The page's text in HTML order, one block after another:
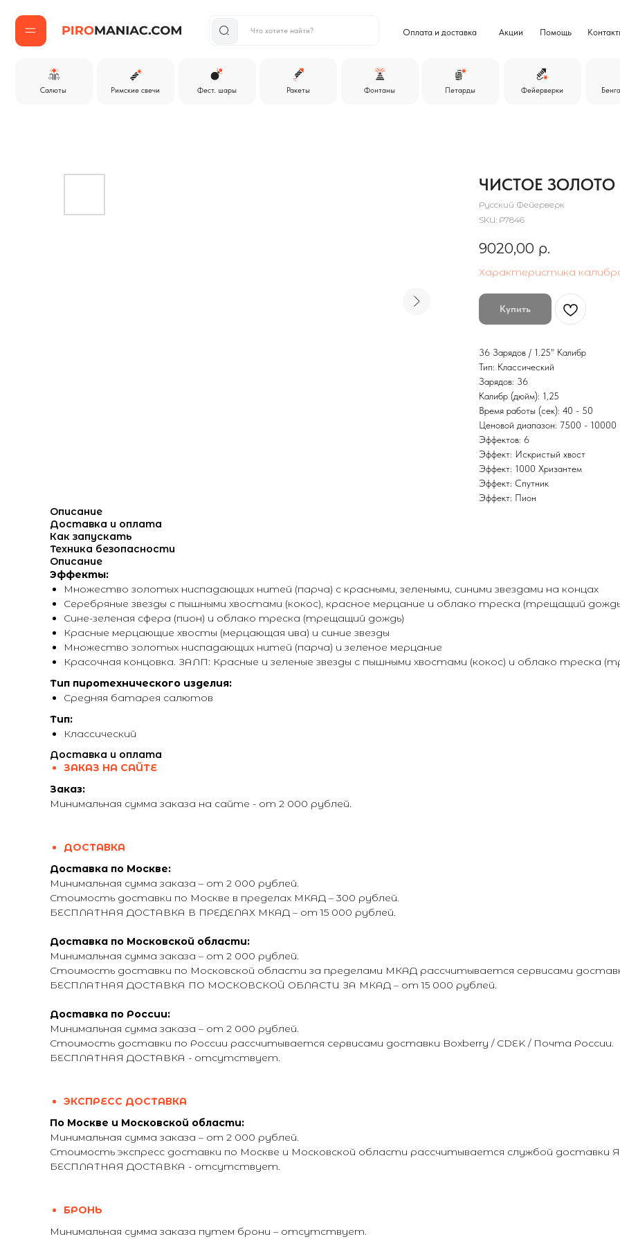
Оплата и доставка Помощь Контакты
Что хотите найти?
Салюты Бенгальские огни
Римские свечи Фест. шары
ЧИСТОЕ ЗОЛОТО
Русский Фейерверк
SKU: Р7846
9020,00 р.
Характеристика
Купить
36 Зарядов / 1.25" Калибр
Тип: Классический
Зарядов: 36
Калибр (дюйм): 1,25
Время работы (сек): 40 - 50
Ценовой диапазон: 7500 - 10000
Эффектов: 6
Эффект: Искристый хвост
Эффект: 1000 Хризантем
Эффект: Спутник
Эффект: Пион
Описание
Доставка и оплата
Как запускать
Техника безопасности
Описание
Эффекты:
Множество золотых ниспадающих нитей (парча) с красными, зелеными, синими звездами на концах
Серебряные звезды с пышными хвостами (кокос), красное мерцание и облако треска (трещащий
Сине-зеленая сфера (пион) и облако треска (трещащий дождь)
Красные мерцающие хвосты (мерцающая ива) и синие звезды
Множество золотых ниспадающих нитей (парча) и зеленое мерцание
Красочная концовка. ЗАЛП: Красные и зеленые звезды с пышными хвостами (кокос) и облако треска
Тип пиротехнического изделия:
Средняя батарея салютов
Тип:
Классический
Доставка и оплата
ЗАКАЗ НА САЙТЕ
Заказ:
Минимальная сумма заказа на сайте - от 2 000 рублей.
ДОСТАВКА
Доставка по Москве:
Минимальная сумма заказа – от 2 000 рублей.
Стоимость доставки по Москве в пределах МКАД – 300 рублей.
БЕСПЛАТНАЯ ДОСТАВКА В ПРЕДЕЛАХ МКАД – от 15 000 рублей.
Доставка по Московской области:
Минимальная сумма заказа – от 2 000 рублей.
Стоимость доставки по Московской области за пределами МКАД рассчитывается сервисами
БЕСПЛАТНАЯ ДОСТАВКА ПО МОСКОВСКОЙ ОБЛАСТИ ЗА МКАД – от 15 000 рублей.
Доставка по России:
Минимальная сумма заказа – от 2 000 рублей.
Стоимость доставки по России рассчитывается сервисами доставки Boxberry / CDEK / Почта России.
БЕСПЛАТНАЯ ДОСТАВКА - отсутствует.
ЭКСПРЕСС ДОСТАВКА
По Москве и Московской области:
Минимальная сумма заказа – от 2 000 рублей.
Стоимость экспресс доставки по Москве и Московской области рассчитывается службой доставки
БЕСПЛАТНАЯ ДОСТАВКА - отсутствует.
БРОНЬ
Минимальная сумма заказа путем брони – отсутствует.